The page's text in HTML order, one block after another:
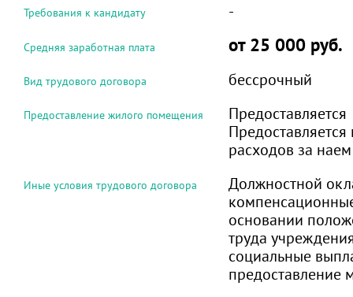
Требования к кандидату -
Средняя заработная плата от 25 000 руб.
Вид трудового договора бессрочный
Предоставление жилого помещения
Предоставляется
расходов за
Иные условия трудового договора
Должностной
основании
труда
социальные
предоставление